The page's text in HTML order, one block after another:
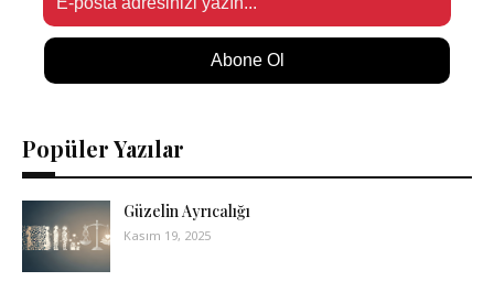
Abone Ol
Popüler Yazılar
Güzelin Ayrıcalığı
Kasım 19, 2025